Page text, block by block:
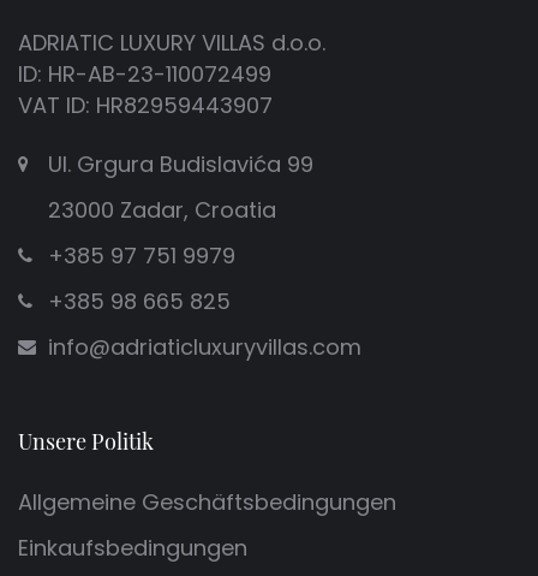
ADRIATIC LUXURY VILLAS d.o.o.
ID: HR-AB-23-110072499
VAT ID: HR82959443907
Ul. Grgura Budislavića 99
23000 Zadar, Croatia
+385 97 751 9979
+385 98 665 825
info@adriaticluxuryvillas.com
Unsere Politik
Allgemeine Geschäftsbedingungen
Einkaufsbedingungen